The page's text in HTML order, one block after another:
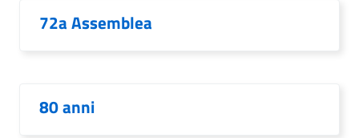
72a Assemblea
80 anni